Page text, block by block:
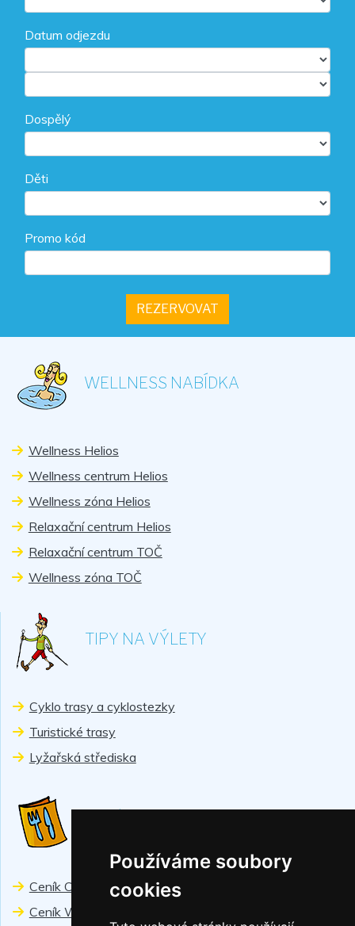
Používáme soubory
cookies
Datum odjezdu
Dospělý
Děti
Promo kód
WELLNESS NABÍDKA
Wellness Helios
Wellness centrum Helios
Wellness zóna Helios
Relaxační centrum Helios
Relaxační centrum TOČ
Wellness zóna TOČ
TIPY NA VÝLETY
Cyklo trasy a cyklostezky
Turistické trasy
Lyžařská střediska
Ceník Chiranka
Ceník Wellness